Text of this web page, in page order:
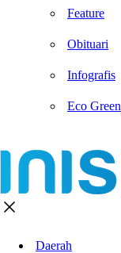
Feature
Obituari
Infografis
Eco Green
Daerah